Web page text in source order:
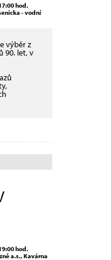
hod.
- vodní
výběr z
90. let, v
hod.
a.s., Kavárna